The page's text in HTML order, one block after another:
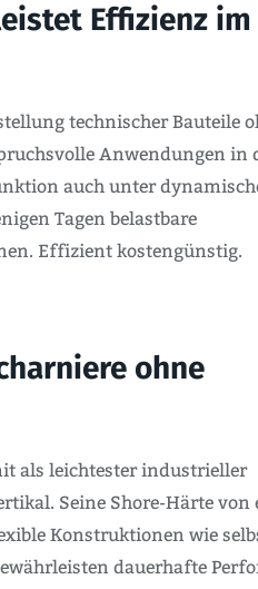
Effizienz im
technischer Bauteile
Anwendungen in
auch unter
Tagen belastbare
Effizient kostengünstig.
ohne
als leichtester industrieller
Seine Shore-Härte von
Konstruktionen wie
dauerhafte